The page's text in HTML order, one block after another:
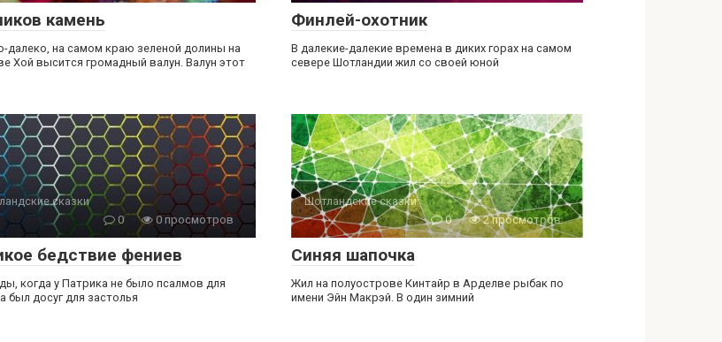
камень
далеко, на самом краю зеленой долины на
Хой высится громадный валун. Валун этот
Финлей-охотник
В далекие-далекие времена в диких горах на самом
севере Шотландии жил со своей юной
сказки
0
0 просмотров
бедствие фениев
когда у Патрика не было псалмов для
был досуг для застолья
Шотландские сказки
0
2 просмотров
Синяя шапочка
Жил на полуострове Кинтайр в Арделве рыбак по
имени Эйн Макрэй. В один зимний